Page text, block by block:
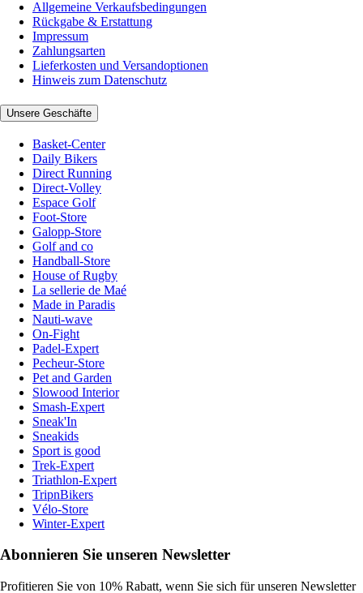
Allgemeine Verkaufsbedingungen
Rückgabe & Erstattung
Impressum
Zahlungsarten
Lieferkosten und Versandoptionen
Hinweis zum Datenschutz
Unsere Geschäfte
Basket-Center
Daily Bikers
Direct Running
Direct-Volley
Espace Golf
Foot-Store
Galopp-Store
Golf and co
Handball-Store
House of Rugby
La sellerie de Maé
Made in Paradis
Nauti-wave
On-Fight
Padel-Expert
Pecheur-Store
Pet and Garden
Slowood Interior
Smash-Expert
Sneak'In
Sneakids
Sport is good
Trek-Expert
Triathlon-Expert
TripnBikers
Vélo-Store
Winter-Expert
Abonnieren Sie unseren Newsletter
Profitieren Sie von 10% Rabatt, wenn Sie sich für unseren Newsletter